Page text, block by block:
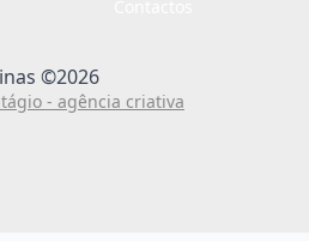
©2026
- agência criativa